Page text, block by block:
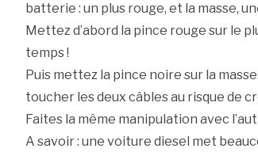
batterie : un plus rouge, et la masse,
Mettez d’abord la pince rouge sur le
temps !
Puis mettez la pince noire sur la
toucher les deux câbles au risque de
Faites la même manipulation avec
A savoir : une voiture diesel met